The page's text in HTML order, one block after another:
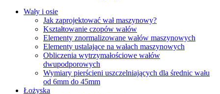
Wały i osie
Jak zaprojektować wał maszynowy?
Kształtowanie czopów wałów
Elementy znormalizowane wałów maszynowych
Elementy ustalające na wałach maszynowych
Obliczenia wytrzymałościowe wałów
dwupodporowych
Wymiary pierścieni uszczelniających dla średnic wału
od 6mm do 45mm
Łożyska